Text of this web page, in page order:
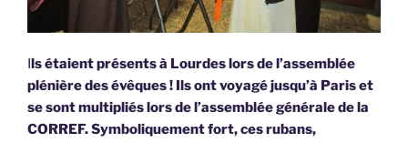
ls étaient présents à Lourdes lors de l’assemblée
plénière des évêques ! Ils ont voyagé jusqu’à Paris et
se sont multipliés lors de l’assemblée générale de la
CORREF. Symboliquement fort, ces rubans,